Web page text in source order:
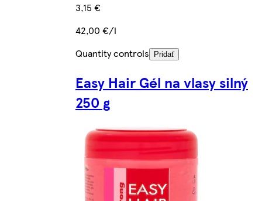
3,15 €
42,00 €/l
Quantity controls
Pridať
Easy Hair Gél na vlasy silný
250 g